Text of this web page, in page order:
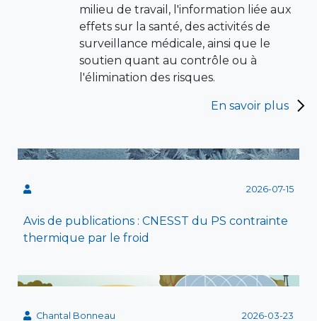
milieu de travail, l'information liée aux
effets sur la santé, des activités de
surveillance médicale, ainsi que le
soutien quant au contrôle ou à
l'élimination des risques.
En savoir plus
2026-07-15
Avis de publications : CNESST du PS contrainte
thermique par le froid
Chantal Bonneau 2026-03-23